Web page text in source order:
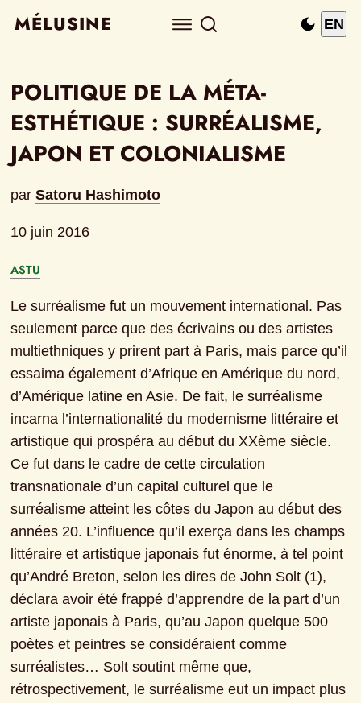
MÉLUSINE EN
POLITIQUE DE LA MÉTA-
ESTHÉTIQUE : SURRÉALISME,
JAPON ET COLONIALISME
par Satoru Hashimoto
10 juin 2016
ASTU
Le surréalisme fut un mouvement international. Pas
seulement parce que des écrivains ou des artistes
multiethniques y prirent part à Paris, mais parce qu’il
essaima également d’Afrique en Amérique du nord,
d’Amérique latine en Asie. De fait, le surréalisme
incarna l’internationalité du modernisme littéraire et
artistique qui prospéra au début du XXème siècle.
Ce fut dans le cadre de cette circulation
transnationale d’un capital culturel que le
surréalisme atteint les côtes du Japon au début des
années 20. L’influence qu’il exerça dans les champs
littéraire et artistique japonais fut énorme, à tel point
qu’André Breton, selon les dires de John Solt (1),
déclara avoir été frappé d’apprendre de la part d’un
artiste japonais à Paris, qu’au Japon quelque 500
poètes et peintres se considéraient comme
surréalistes… Solt soutint même que,
rétrospectivement, le surréalisme eut un impact plus